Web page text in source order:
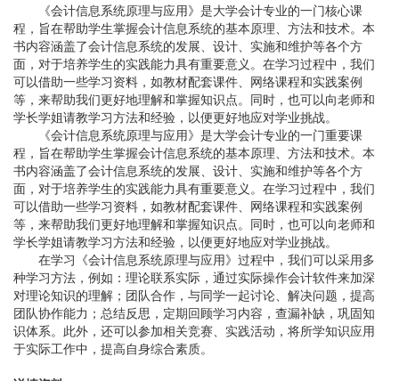
《会计信息系统原理与应用》是大学会计专业的一门核心课
程，旨在帮助学生掌握会计信息系统的基本原理、方法和技术。本
书内容涵盖了会计信息系统的发展、设计、实施和维护等各个方
面，对于培养学生的实践能力具有重要意义。在学习过程中，我们
可以借助一些学习资料，如教材配套课件、网络课程和实践案例
等，来帮助我们更好地理解和掌握知识点。同时，也可以向老师和
学长学姐请教学习方法和经验，以便更好地应对学业挑战。
《会计信息系统原理与应用》是大学会计专业的一门重要课
程，旨在帮助学生掌握会计信息系统的基本原理、方法和技术。本
书内容涵盖了会计信息系统的发展、设计、实施和维护等各个方
面，对于培养学生的实践能力具有重要意义。在学习过程中，我们
可以借助一些学习资料，如教材配套课件、网络课程和实践案例
等，来帮助我们更好地理解和掌握知识点。同时，也可以向老师和
学长学姐请教学习方法和经验，以便更好地应对学业挑战。
在学习《会计信息系统原理与应用》过程中，我们可以采用多
种学习方法，例如：理论联系实际，通过实际操作会计软件来加深
对理论知识的理解；团队合作，与同学一起讨论、解决问题，提高
团队协作能力；总结反思，定期回顾学习内容，查漏补缺，巩固知
识体系。此外，还可以参加相关竞赛、实践活动，将所学知识应用
于实际工作中，提高自身综合素质。